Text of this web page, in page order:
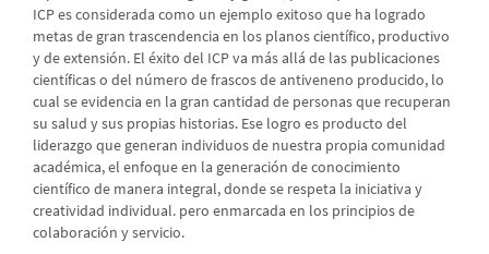
ICP es considerada como un ejemplo exitoso que ha logrado
metas de gran trascendencia en los planos científico, productivo
y de extensión. El éxito del ICP va más allá de las publicaciones
científicas o del número de frascos de antiveneno producido, lo
cual se evidencia en la gran cantidad de personas que recuperan
su salud y sus propias historias. Ese logro es producto del
liderazgo que generan individuos de nuestra propia comunidad
académica, el enfoque en la generación de conocimiento
científico de manera integral, donde se respeta la iniciativa y
creatividad individual. pero enmarcada en los principios de
colaboración y servicio.